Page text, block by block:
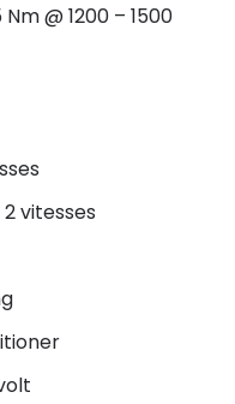
@ 1200 – 1500
vitesses